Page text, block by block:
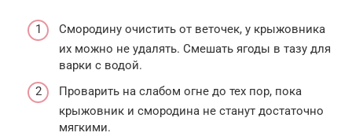
Смородину очистить от веточек, у крыжовника
их можно не удалять. Смешать ягоды в тазу для
варки с водой.
Проварить на слабом огне до тех пор, пока
крыжовник и смородина не станут достаточно
мягкими.